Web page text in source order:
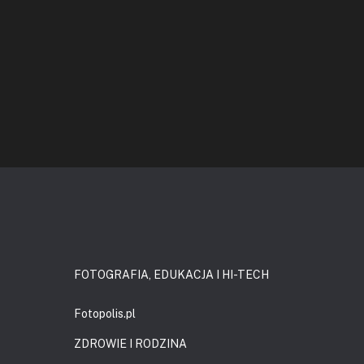
FOTOGRAFIA, EDUKACJA I HI-TECH
Fotopolis.pl
ZDROWIE I RODZINA